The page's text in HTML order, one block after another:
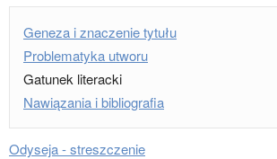
Geneza i znaczenie tytułu
Problematyka utworu
Gatunek literacki
Nawiązania i bibliografia
Odyseja - streszczenie